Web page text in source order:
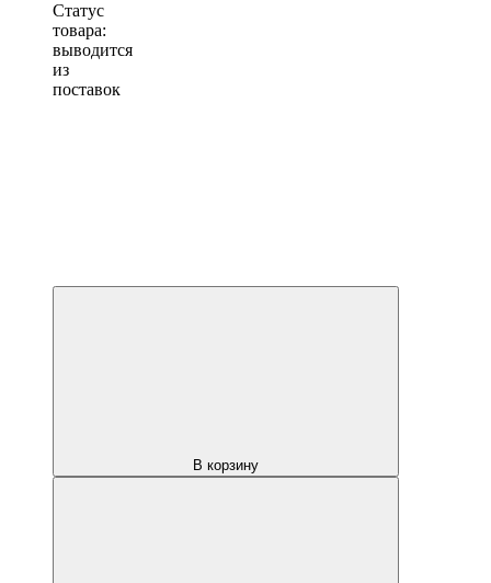
Статус
товара:
выводится
из
поставок
В корзину